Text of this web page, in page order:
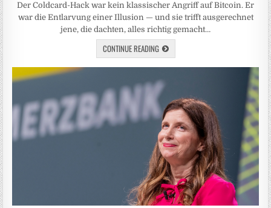
Der Coldcard-Hack war kein klassischer Angriff auf Bitcoin. Er
war die Entlarvung einer Illusion — und sie trifft ausgerechnet
jene, die dachten, alles richtig gemacht…
CONTINUE READING